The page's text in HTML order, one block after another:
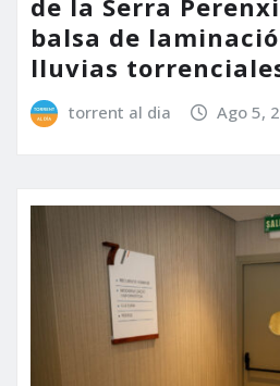
de la Serra
balsa de
lluvias
torrent al dia Ago 5,